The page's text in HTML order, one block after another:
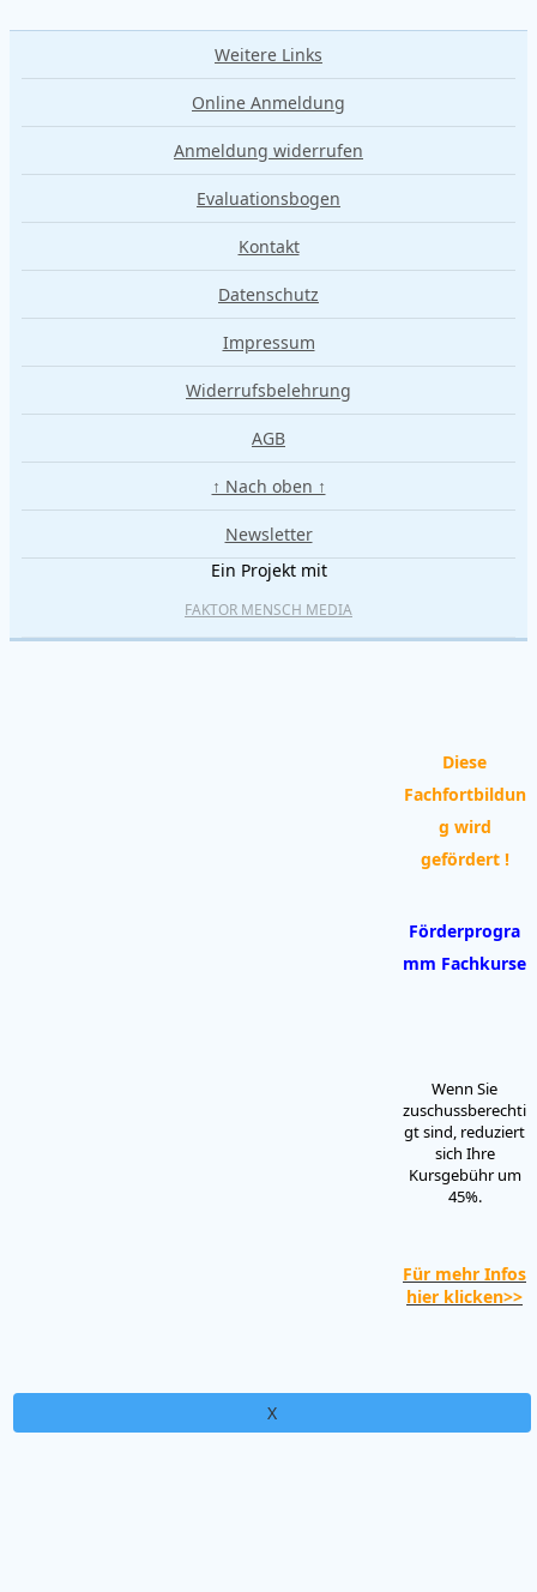
Weitere Links
Online Anmeldung
Anmeldung widerrufen
Evaluationsbogen
Kontakt
Datenschutz
Impressum
Widerrufsbelehrung
AGB
↑ Nach oben ↑
Newsletter
Ein Projekt mit
FAKTOR MENSCH MEDIA
Diese
Fachfortbildun
g wird
gefördert !
Förderprogra
mm Fachkurse
Wenn Sie
zuschussberechti
gt sind, reduziert
sich Ihre
Kursgebühr um
45%.
Für mehr Infos
hier klicken>>
X